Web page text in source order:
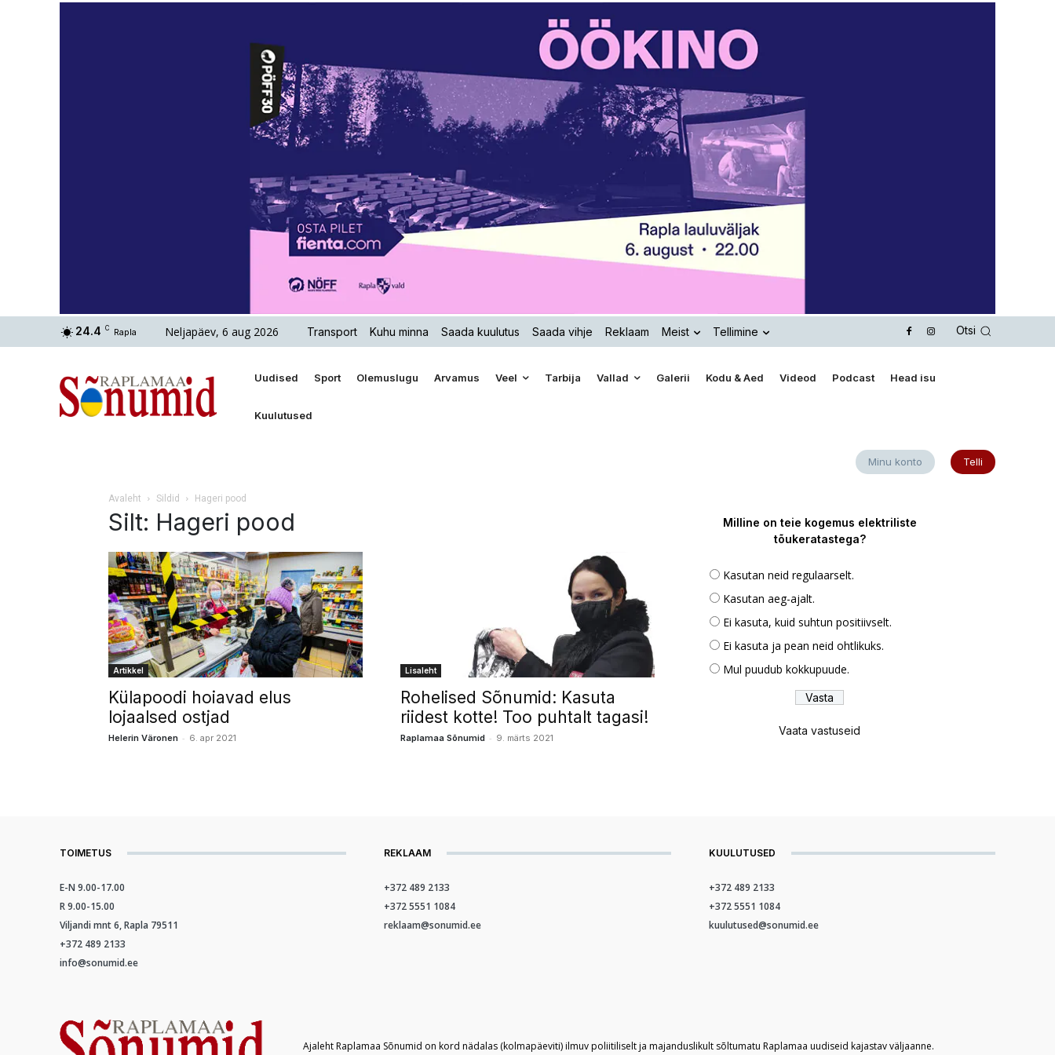
24.4 C Rapla Neljapäev, 6 aug 2026 Transport Kuhu minna Saada kuulutus Saada vihje Reklaam Meist Tellimine Otsi
Uudised Sport Olemuslugu Arvamus Veel Tarbija Vallad Galerii Kodu & Aed Videod Podcast Head isu
Kuulutused
Minu konto Telli
Avaleht Sildid Hageri pood
Silt: Hageri pood
Artikkel
Külapoodi hoiavad elus
lojaalsed ostjad
Helerin Väronen - 6. apr 2021
Lisaleht
Rohelised Sõnumid: Kasuta
riidest kotte! Too puhtalt tagasi!
Raplamaa Sõnumid - 9. märts 2021
Milline on teie kogemus elektriliste
tõukeratastega?
Kasutan neid regulaarselt.
Kasutan aeg-ajalt.
Ei kasuta, kuid suhtun positiivselt.
Ei kasuta ja pean neid ohtlikuks.
Mul puudub kokkupuude.
Vaata vastuseid
TOIMETUS
E-N 9.00-17.00
R 9.00-15.00
Viljandi mnt 6, Rapla 79511
+372 489 2133
info@sonumid.ee
REKLAAM
+372 489 2133
+372 5551 1084
reklaam@sonumid.ee
KUULUTUSED
+372 489 2133
+372 5551 1084
kuulutused@sonumid.ee
Ajaleht Raplamaa Sõnumid on kord nädalas (kolmapäeviti) ilmuv poliitiliselt ja majanduslikult sõltumatu Raplamaa uudiseid kajastav väljaanne.